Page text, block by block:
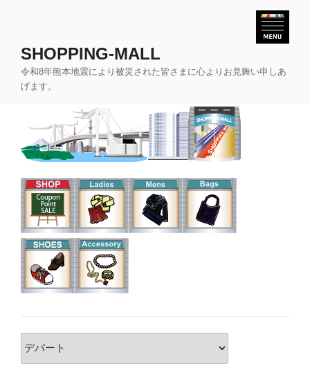
SHOPPING-MALL
令和8年熊本地震により被災された皆さまに心よりお見舞い申しあ
げます。